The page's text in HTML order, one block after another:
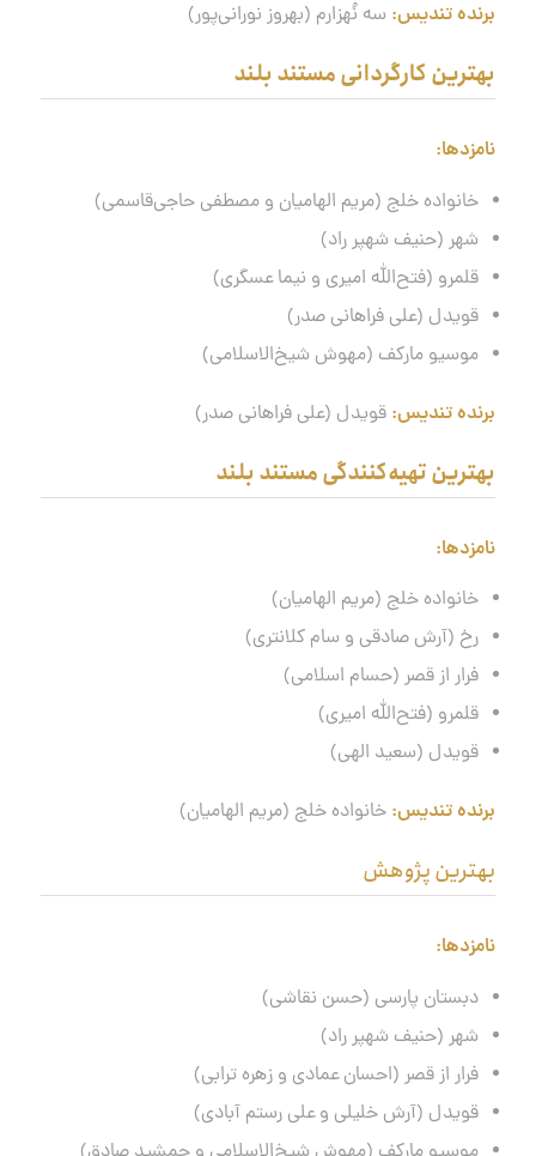
برنده تندیس: سه نُهزارم (بهروز نورانی‌پور)
بهترین کارگردانی مستند بلند
نامزدها:
خانواده خلج (مریم الهامیان و مصطفی حاجی‌قاسمی)
شهر (حنیف شهپر راد)
قلمرو (فتح‌الله امیری و نیما عسگری)
قویدل (علی فراهانی صدر)
موسیو مارکف (مهوش شیخ‌الاسلامی)
برنده تندیس: قویدل (علی فراهانی صدر)
بهترین تهیه‌کنندگی مستند بلند
نامزدها:
خانواده خلج (مریم الهامیان)
رخ (آرش صادقی و سام کلانتری)
فرار از قصر (حسام اسلامی)
قلمرو (فتح‌الله امیری)
قویدل (سعید الهی)
برنده تندیس: خانواده خلج (مریم الهامیان)
بهترین پژوهش
نامزدها:
دبستان پارسی (حسن نقاشی)
شهر (حنیف شهپر راد)
فرار از قصر (احسان عمادی و زهره ترابی)
قویدل (آرش خلیلی و علی رستم آبادی)